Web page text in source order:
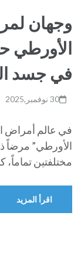
وجهان
الأورطي
في جسد
30 نوفمبر,2025
في عالم أمراض
الأورطي” مرضاً
مختلفتين تماماً،
اقرأ المزيد